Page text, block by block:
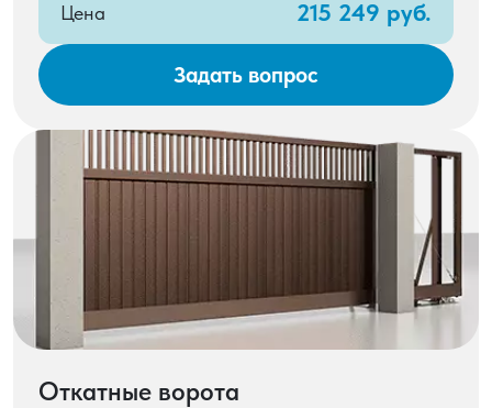
Цена 215 249 руб.
Задать вопрос
Откатные ворота